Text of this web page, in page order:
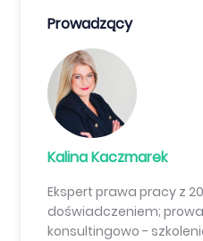
Prowadzący
Kalina Kaczmarek
Ekspert prawa pracy z
doświadczeniem;
konsultingowo -